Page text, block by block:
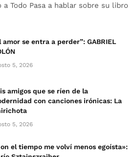
a Todo Pasa a hablar sobre su libro
amor se entra a perder”: GABRIEL
5, 2026
amigos que se ríen de la
con canciones irónicas: La
5, 2026
el tiempo me volví menos egoísta»: